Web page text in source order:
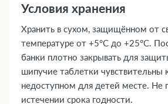
Условия хранения
Хранить в сухом, защищённом от
температуре от +5°C до +25°C.
банки плотно закрывать для
шипучие таблетки чувствительны
недоступном для детей месте. Не
истечении срока годности.